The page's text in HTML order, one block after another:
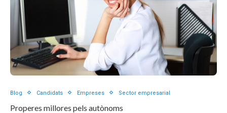
Blog Candidats Empreses Sector empresarial
Properes millores pels autònoms